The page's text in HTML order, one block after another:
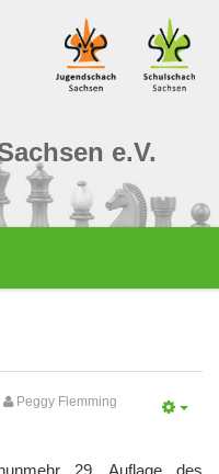
e.V.
Peggy Flemming
29. Auflage des